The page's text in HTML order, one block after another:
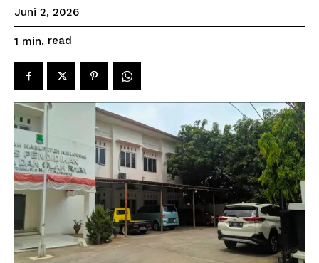
Juni 2, 2026
1 min. read